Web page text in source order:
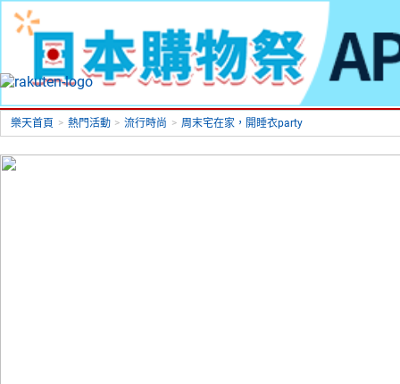
樂天首頁 > 熱門活動 > 流行時尚 > 周末宅在家，開睡衣party